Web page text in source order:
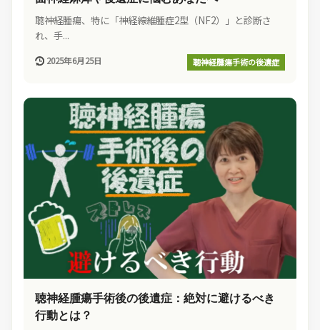
聴神経腫瘍、特に「神経線維腫症2型（NF2）」と診断さ
れ、手...
2025年6月25日 聴神経腫瘍手術の後遺症
聴神経腫瘍手術後の後遺症：絶対に避けるべき
行動とは？